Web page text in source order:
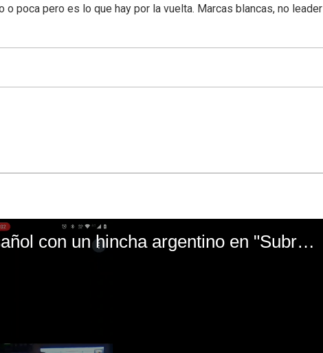
o poca pero es lo que hay por la vuelta. Marcas blancas, no leader
El mal momento de Yanina Gasañol con un hincha argentino en "Subrayado"